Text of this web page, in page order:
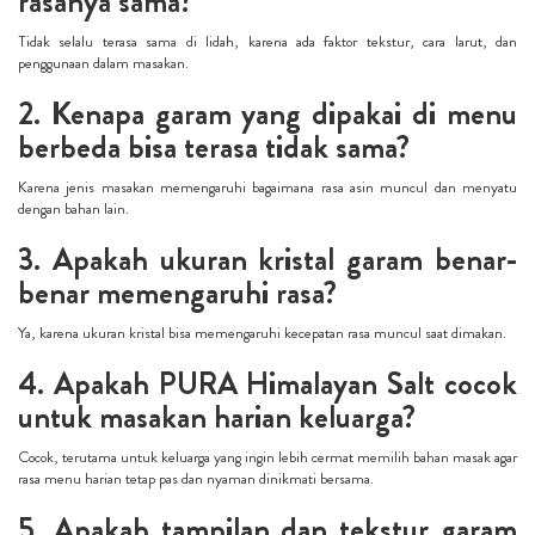
Tidak selalu terasa sama di lidah, karena ada faktor tekstur, cara larut, dan
penggunaan dalam masakan.
2. Kenapa garam yang dipakai di menu
berbeda bisa terasa tidak sama?
Karena jenis masakan memengaruhi bagaimana rasa asin muncul dan menyatu
dengan bahan lain.
3. Apakah ukuran kristal garam benar-
benar memengaruhi rasa?
Ya, karena ukuran kristal bisa memengaruhi kecepatan rasa muncul saat dimakan.
4. Apakah PURA Himalayan Salt cocok
untuk masakan harian keluarga?
Cocok, terutama untuk keluarga yang ingin lebih cermat memilih bahan masak agar
rasa menu harian tetap pas dan nyaman dinikmati bersama.